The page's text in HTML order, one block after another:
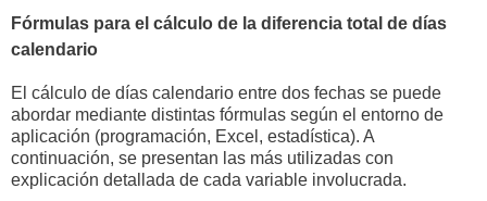
Fórmulas para el cálculo de la diferencia total de días
calendario
El cálculo de días calendario entre dos fechas se puede
abordar mediante distintas fórmulas según el entorno de
aplicación (programación, Excel, estadística). A
continuación, se presentan las más utilizadas con
explicación detallada de cada variable involucrada.